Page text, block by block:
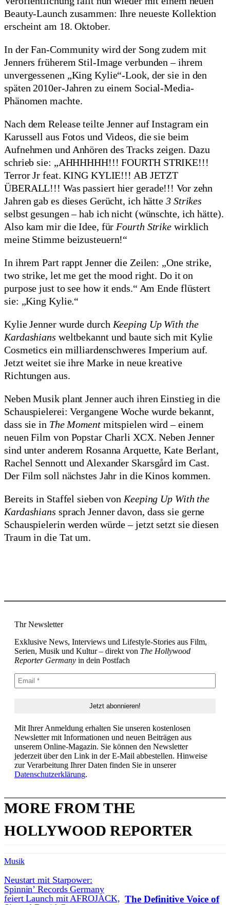
Beauty-Launch zusammen: Ihre neueste Kollektion
erscheint am 18. Oktober.
In der Fan-Community wird der Song zudem mit
Jenners früherem Stil-Image verbunden – ihrem
unvergessenen „King Kylie“-Look, der sie in den
späten 2010er-Jahren zu einem Social-Media-
Phänomen machte.
Nach dem Release teilte Jenner auf Instagram ein
Karussell aus Fotos und Videos, die sie beim
Aufnehmen und Anhören des Tracks zeigen. Dazu
schrieb sie: „AHHHHHH!!! FOURTH STRIKE!!!
Terror Jr feat. KING KYLIE!!! AB JETZT
ÜBERALL!!! Was passiert hier gerade!!! Vor zehn
Jahren gab es dieses Gerücht, ich hätte 3 Strikes
selbst gesungen – hab ich nicht (wünschte, ich hätte).
Also kam mir die Idee, für Fourth Strike wirklich
meine Stimme beizusteuern!“
In ihrem Part rappt Jenner die Zeilen: „One strike,
two strike, let me get the mood right. Do it on
purpose just to see how it ends.“ Am Ende flüstert
sie: „King Kylie.“
Kylie Jenner wurde durch Keeping Up With the
Kardashians weltbekannt und baute sich mit Kylie
Cosmetics ein milliardenschweres Imperium auf.
Jetzt weitet sie ihre Marke in neue kreative
Richtungen aus.
Neben Musik plant Jenner auch ihren Einstieg in die
Schauspielerei: Vergangene Woche wurde bekannt,
dass sie in The Momentmitspielen wird – einem
neuen Film von Popstar Charli XCX. Neben Jenner
sind unter anderem Rosanna Arquette, Kate Berlant,
Rachel Sennott und Alexander Skarsgård im Cast.
Der Film soll nächstes Jahr in die Kinos kommen.
Bereits in Staffel sieben von Keeping Up With the
Kardashians sprach Jenner davon, dass sie gerne
Schauspielerin werden würde – jetzt setzt sie diesen
Traum in die Tat um.
Thr Newsletter
Exklusive News, Interviews und Lifestyle-Stories aus Film,
Serien, Musik und Kultur – direkt von The Hollywood
Reporter Germany in dein Postfach
Mit Ihrer Anmeldung erhalten Sie unseren kostenlosen
Newsletter mit Informationen und neuen Beiträgen aus
unserem Online-Magazin. Sie können den Newsletter
jederzeit über den Link in der E-Mail abbestellen. Hinweise
zur Verarbeitung Ihrer Daten finden Sie in unserer
Datenschutzerklärung.
MORE FROM THE
HOLLYWOOD REPORTER
Musik
Neustart mit Starpower:
Spinnin’ Records Germany
feiert Launch mit AFROJACK, The Definitive Voice of